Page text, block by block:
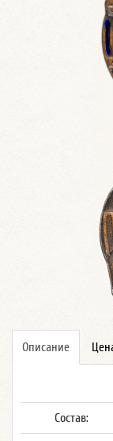
Описание
Состав: